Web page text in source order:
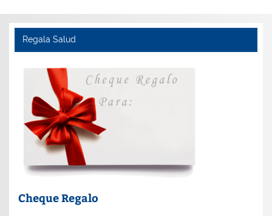
Regala Salud
Cheque Regalo